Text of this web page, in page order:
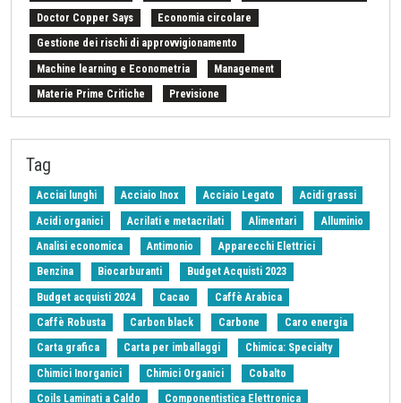
Doctor Copper Says Economia circolare
Gestione dei rischi di approvvigionamento
Machine learning e Econometria Management
Materie Prime Critiche Previsione
Procurement Intelligence Settimana Finanziaria Materie Prime
Tariffe sulle importazioni
Tag
Acciai lunghi Acciaio Inox Acciaio Legato Acidi grassi
Acidi organici Acrilati e metacrilati Alimentari Alluminio
Analisi economica Antimonio Apparecchi Elettrici
Benzina Biocarburanti Budget Acquisti 2023
Budget acquisti 2024 Cacao Caffè Arabica
Caffè Robusta Carbon black Carbone Caro energia
Carta grafica Carta per imballaggi Chimica: Specialty
Chimici Inorganici Chimici Organici Cobalto
Coils Laminati a Caldo Componentistica Elettronica